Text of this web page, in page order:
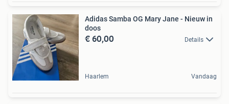
Adidas Samba OG Mary Jane - Nieuw in
doos
€ 60,00 Details
Haarlem Vandaag